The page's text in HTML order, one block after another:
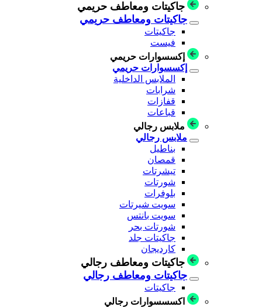
جاكيتات ومعاطف حريمي
جاكيتات ومعاطف حريمي
جاكيتات
فيست
إكسسوارات حريمي
إكسسوارات حريمي
الملابس الداخلية
شرابات
قفازات
قباعات
ملابس رجالي
ملابس رجالي
بناطيل
قمصان
تيشرتات
شورتات
بلوفرات
سويت شيرتات
سويت بانتس
شورتات بحر
جاكيتات جلد
كارديجان
جاكيتات ومعاطف رجالي
جاكيتات ومعاطف رجالي
جاكيتات
اكسسسوارات رجالي